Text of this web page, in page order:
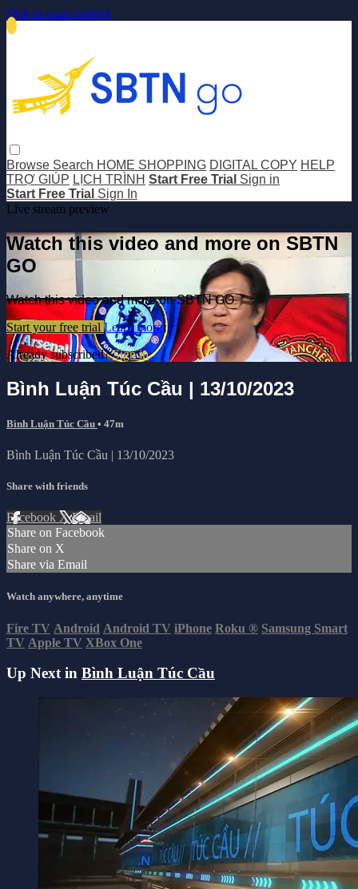
Skip to main content
Browse Search HOME SHOPPING DIGITAL COPY HELP
TRỢ GIÚP LỊCH TRÌNH Start Free Trial Sign in
Start Free Trial Sign In
Live stream preview
Watch this video and more on SBTN
GO
Watch this video and more on SBTN GO
Start your free trial Learn more
Already subscribed?Sign in
Bình Luận Túc Cầu | 13/10/2023
Bình Luận Túc Cầu • 47m
Bình Luận Túc Cầu | 13/10/2023
Share with friends
Facebook XEmail
Share on Facebook
Share on X
Share via Email
Watch anywhere, anytime
Fire TV Android Android TV iPhone Roku ® Samsung Smart
TV Apple TV XBox One
Up Next in Bình Luận Túc Cầu